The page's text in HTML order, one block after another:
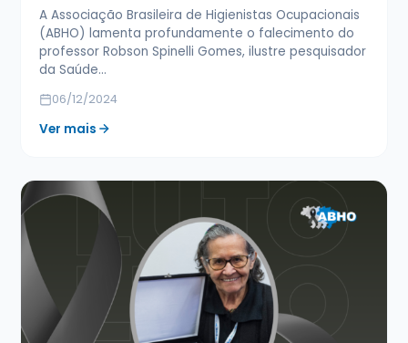
A Associação Brasileira de Higienistas Ocupacionais
(ABHO) lamenta profundamente o falecimento do
professor Robson Spinelli Gomes, ilustre pesquisador
da Saúde…
06/12/2024
Ver mais